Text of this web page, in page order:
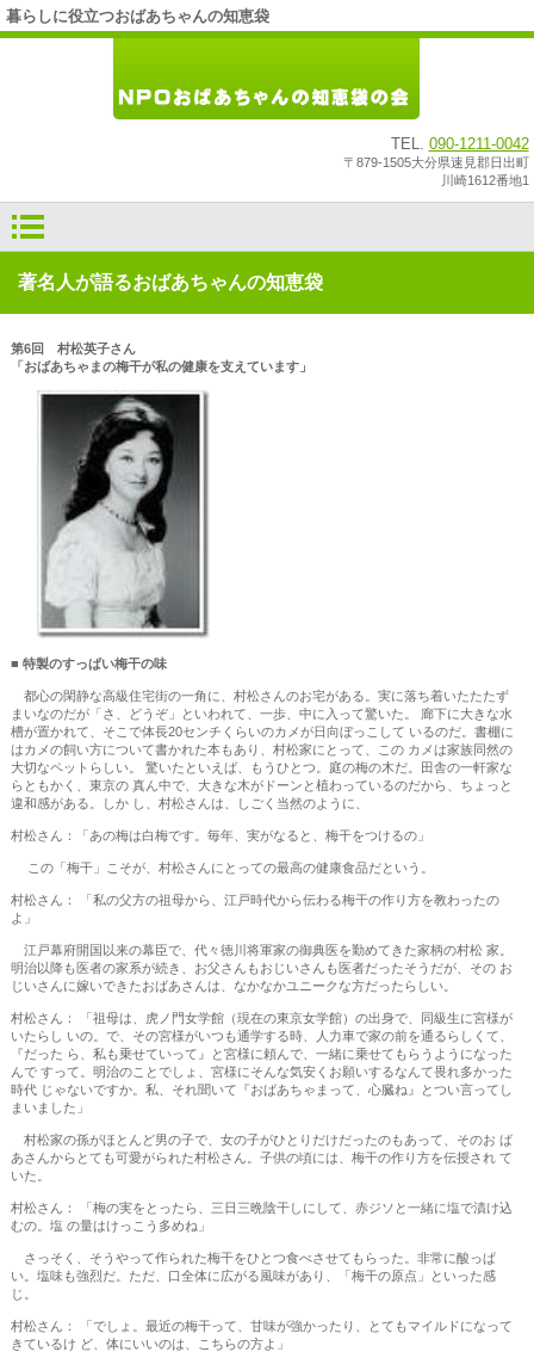
暮らしに役立つおばあちゃんの知恵袋
TEL. 090-1211-0042
〒879-1505大分県速見郡日出町
川崎1612番地1
著名人が語るおばあちゃんの知恵袋
第6回 村松英子さん
「おばあちゃまの梅干が私の健康を支えています」
■ 特製のすっぱい梅干の味
都心の閑静な高級住宅街の一角に、村松さんのお宅がある。実に落ち着いたたたず
まいなのだが「さ、どうぞ」といわれて、一歩、中に入って驚いた。 廊下に大きな水
槽が置かれて、そこで体長20センチくらいのカメが日向ぼっこして いるのだ。書棚に
はカメの飼い方について書かれた本もあり、村松家にとって、この カメは家族同然の
大切なペットらしい。 驚いたといえば、もうひとつ。庭の梅の木だ。田舎の一軒家な
らともかく、東京の 真ん中で、大きな木がドーンと植わっているのだから、ちょっと
違和感がある。しか し、村松さんは、しごく当然のように、
村松さん：「あの梅は白梅です。毎年、実がなると、梅干をつけるの」
この「梅干」こそが、村松さんにとっての最高の健康食品だという。
村松さん： 「私の父方の祖母から、江戸時代から伝わる梅干の作り方を教わったの
よ」
江戸幕府開国以来の幕臣で、代々徳川将軍家の御典医を勤めてきた家柄の村松 家。
明治以降も医者の家系が続き、お父さんもおじいさんも医者だったそうだが、その お
じいさんに嫁いできたおばあさんは、なかなかユニークな方だったらしい。
村松さん： 「祖母は、虎ノ門女学館（現在の東京女学館）の出身で、同級生に宮様が
いたらし いの。で、その宮様がいつも通学する時、人力車で家の前を通るらしくて、
『だった ら、私も乗せていって』と宮様に頼んで、一緒に乗せてもらうようになった
んで すって。明治のことでしょ、宮様にそんな気安くお願いするなんて畏れ多かった
時代 じゃないですか。私、それ聞いて『おばあちゃまって、心臓ね』とつい言ってし
まいました」
村松家の孫がほとんど男の子で、女の子がひとりだけだったのもあって、そのお ば
あさんからとても可愛がられた村松さん。子供の頃には、梅干の作り方を伝授され て
いた。
村松さん： 「梅の実をとったら、三日三晩陰干しにして、赤ジソと一緒に塩で漬け込
むの。塩 の量はけっこう多めね」
さっそく、そうやって作られた梅干をひとつ食べさせてもらった。非常に酸っぱ
い。塩味も強烈だ。ただ、口全体に広がる風味があり、「梅干の原点」といった感
じ。
村松さん： 「でしょ。最近の梅干って、甘味が強かったり、とてもマイルドになって
きているけ ど、体にいいのは、こちらの方よ」